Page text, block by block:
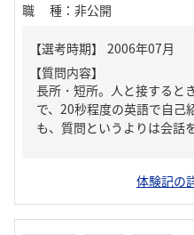
職種 ： 非公開
【質問内容】
長所・短所。人と接すると
で、20秒程度の英語で自己
も、質問というよりは会話
体験記の